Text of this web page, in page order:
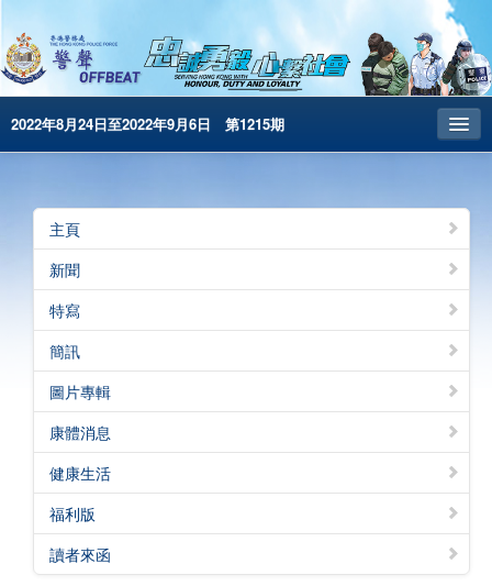
2022年8月24日至2022年9月6日 第1215期
昔日警聲
警務處主頁
简体版
English
電子書版
警聲特刊
主頁
新聞
特寫
簡訊
圖片專輯
康體消息
健康生活
福利版
讀者來函